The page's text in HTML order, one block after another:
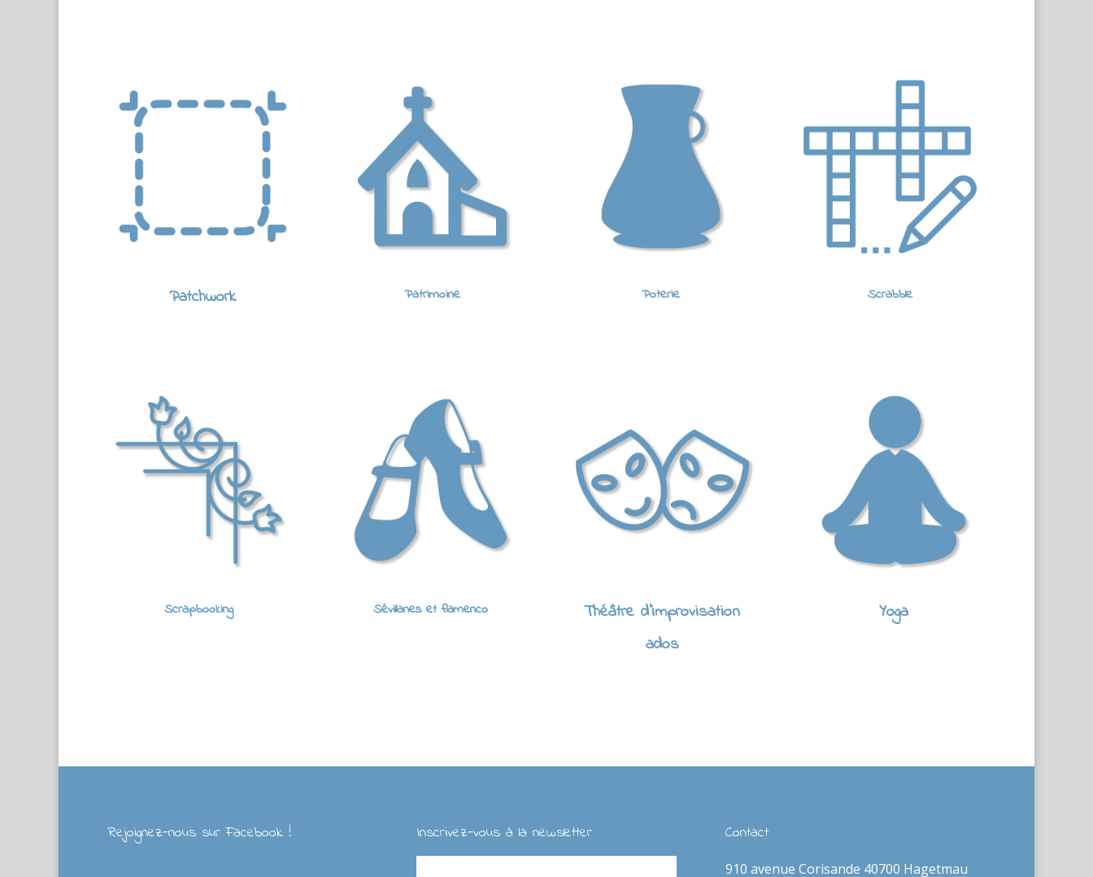
Patchwork Patrimoine Poterie Scrabble
Scrapbooking Sévillanes et flamenco
Théâtre d'improvisation
ados
Yoga
Rejoignez-nous sur Facebook ! Inscrivez-vous à la newsletter Contact
910 avenue Corisande 40700 Hagetmau